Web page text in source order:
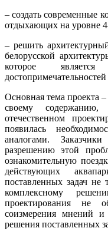
– создать современные
отдыхающих на уровне
– решить
белорусской
которое
Основная тема проекта
своему
отечественном
появилась
аналогами.
разрешению этой
ознакомительную
действующих
поставленных задач
комплексному
проектирования не
соизмерения мнений и
решения поставленных